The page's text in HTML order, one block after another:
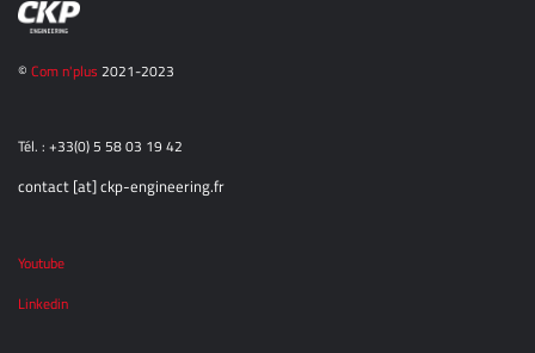
© Com n'plus 2021-2023
Tél. : +33(0) 5 58 03 19 42
contact [at] ckp-engineering.fr
Youtube
Linkedin